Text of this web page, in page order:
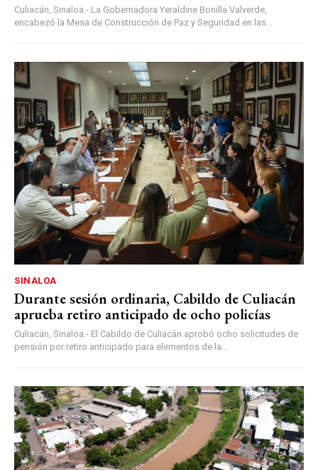
Culiacán, Sinaloa.- La Gobernadora Yeraldine Bonilla Valverde,
encabezó la Mesa de Construcción de Paz y Seguridad en las...
SINALOA
Durante sesión ordinaria, Cabildo de Culiacán
aprueba retiro anticipado de ocho policías
Culiacán, Sinaloa.- El Cabildo de Culiacán aprobó ocho solicitudes de
pensión por retiro anticipado para elementos de la...